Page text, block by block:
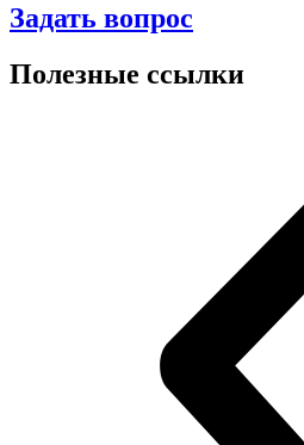
Задать вопрос
Полезные ссылки